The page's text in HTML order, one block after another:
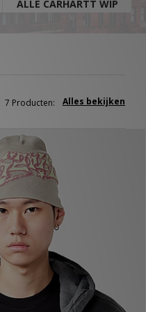
ALLE CARHARTT WIP
Alles bekijken
7 Producten: